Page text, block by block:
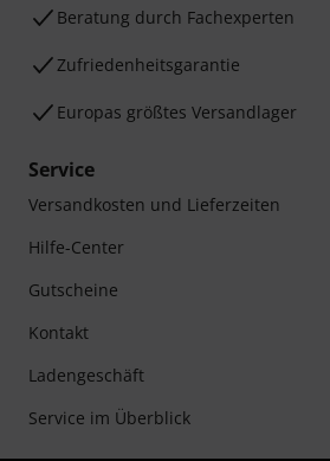
Beratung durch Fachexperten
Zufriedenheitsgarantie
Europas größtes Versandlager
Service
Versandkosten und Lieferzeiten
Hilfe-Center
Gutscheine
Kontakt
Ladengeschäft
Service im Überblick